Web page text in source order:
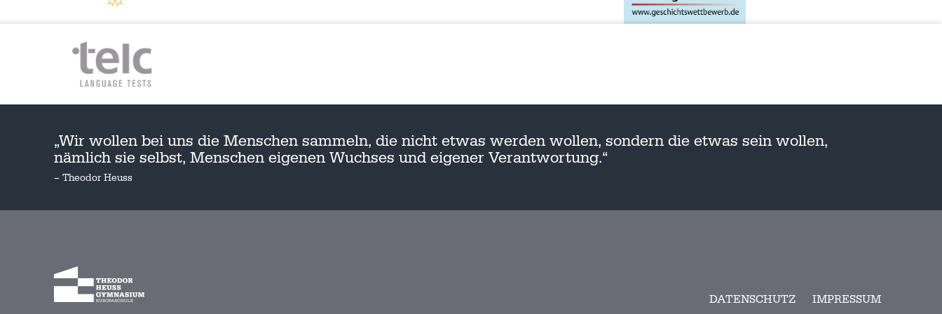
„Wir wollen bei uns die Menschen sammeln, die nicht etwas werden wollen, sondern die etwas sein wollen,
nämlich sie selbst, Menschen eigenen Wuchses und eigener Verantwortung.“
– Theodor Heuss
DATENSCHUTZ IMPRESSUM